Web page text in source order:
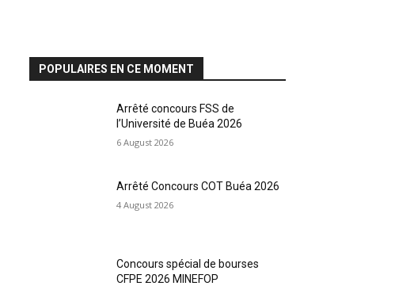
POPULAIRES EN CE MOMENT
Arrêté concours FSS de
l’Université de Buéa 2026
6 August 2026
Arrêté Concours COT Buéa 2026
4 August 2026
Concours spécial de bourses
CFPE 2026 MINEFOP